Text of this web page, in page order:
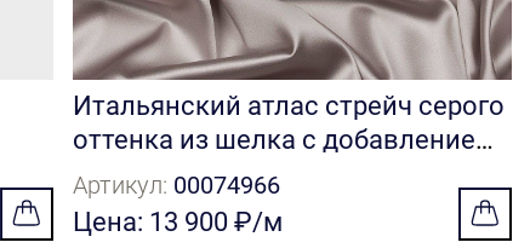
Итальянский атлас стрейч серого
оттенка из шелка с добавлением
эластана
Артикул: 00074966
Цена: 13 900 ₽/м